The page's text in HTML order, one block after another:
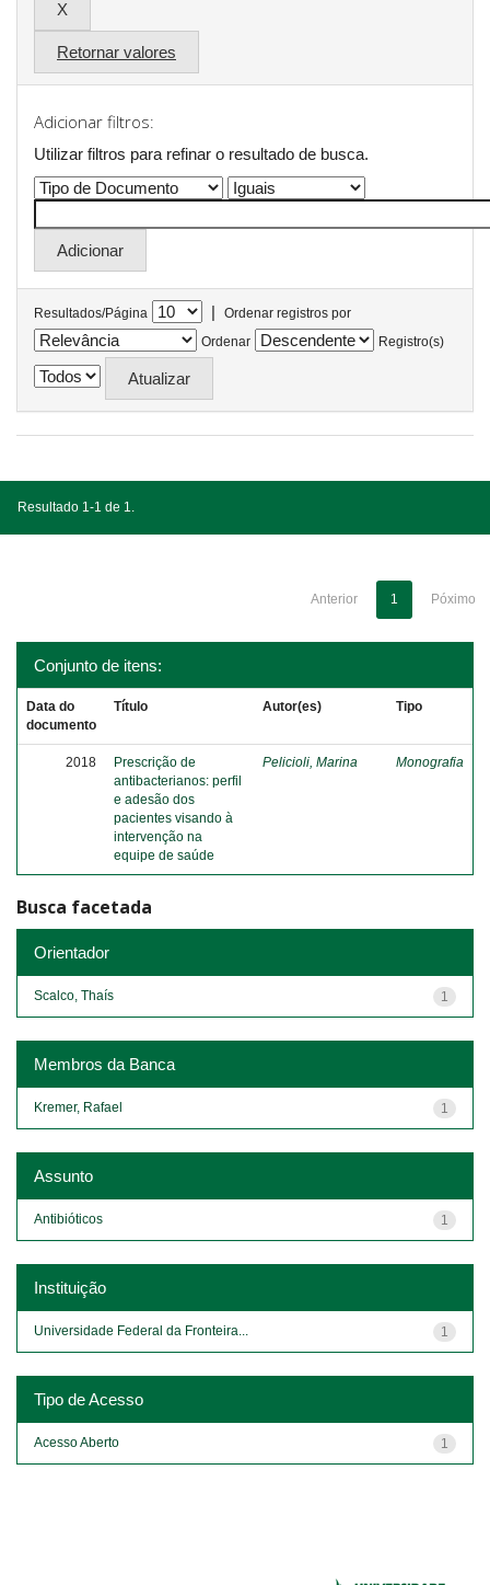
Retornar valores
Adicionar filtros:
Utilizar filtros para refinar o resultado de busca.
Resultados/Página |
Ordenar registros por
Ordenar
Registro(s)
Resultado 1-1 de 1.
Anterior 1 Póximo
Conjunto de itens:
Data do
documento
Título Autor(es) Tipo
2018
Prescrição de
antibacterianos: perfil
e adesão dos
pacientes visando à
intervenção na
equipe de saúde
Pelicioli, Marina Monografia
Busca facetada
Orientador
1
Scalco, Thaís
Membros da Banca
1
Kremer, Rafael
Assunto
1
Antibióticos
Instituição
1
Universidade Federal da Fronteira...
Tipo de Acesso
1
Acesso Aberto